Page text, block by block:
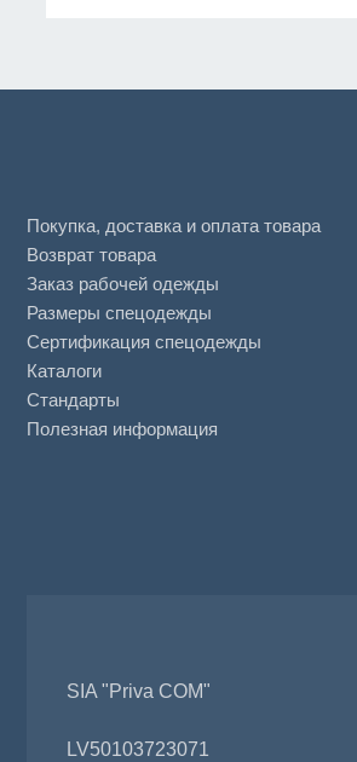
Покупка, доставка и оплата товара
Возврат товара
Заказ рабочей одежды
Размеры спецодежды
Сертификация спецодежды
Каталоги
Стандарты
Полезная информация
SIA "Priva COM"
LV50103723071